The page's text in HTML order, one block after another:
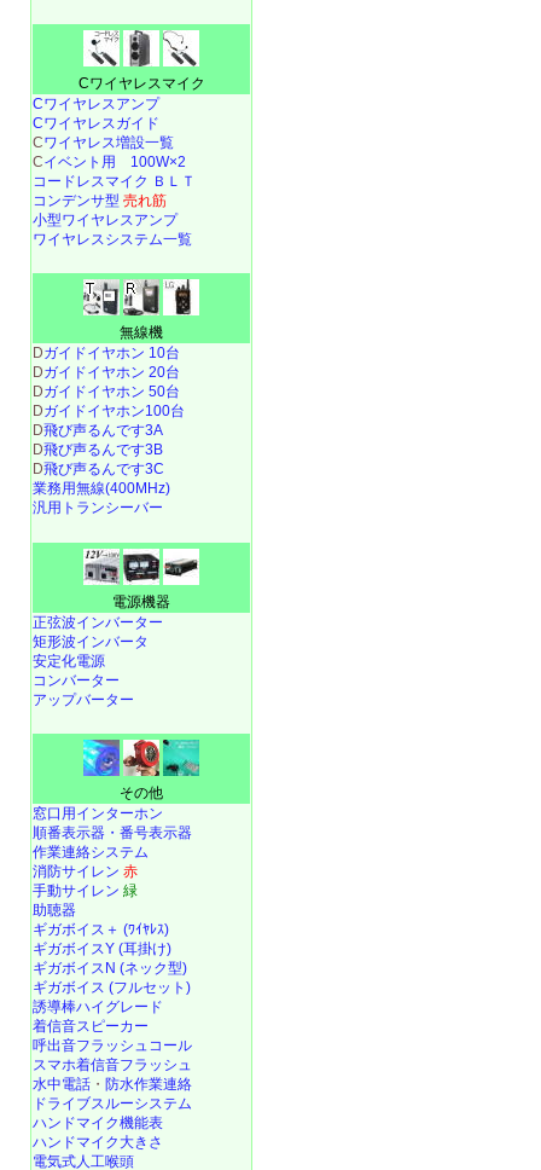
Cワイヤレスマイク
Cワイヤレスアンプ
Cワイヤレスガイド
Cワイヤレス増設一覧
Cイベント用 100W×2
コードレスマイク ＢＬＴ
コンデンサ型 売れ筋
小型ワイヤレスアンプ
ワイヤレスシステム一覧
無線機
Dガイドイヤホン 10台
Dガイドイヤホン 20台
Dガイドイヤホン 50台
Dガイドイヤホン100台
D飛び声るんです3A
D飛び声るんです3B
D飛び声るんです3C
業務用無線(400MHz)
汎用トランシーバー
電源機器
正弦波インバーター
矩形波インバータ
安定化電源
コンバーター
アップバーター
その他
窓口用インターホン
順番表示器・番号表示器
作業連絡システム
消防サイレン 赤
手動サイレン 緑
助聴器
ギガボイス＋ (ﾜｲﾔﾚｽ)
ギガボイスY (耳掛け)
ギガボイスN (ネック型)
ギガボイス (フルセット)
誘導棒ハイグレード
着信音スピーカー
呼出音フラッシュコール
スマホ着信音フラッシュ
水中電話 ・ 防水作業連絡
ドライブスルーシステム
ハンドマイク機能表
ハンドマイク大きさ
電気式人工喉頭